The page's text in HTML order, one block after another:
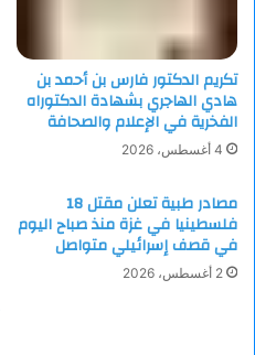
تكريم الدكتور فارس بن أحمد بن
هادي الهاجري بشهادة الدكتوراه
الفخرية في الإعلام والصحافة
4 أغسطس، 2026
مصادر طبية تعلن مقتل 18
فلسطينيا في غزة منذ صباح اليوم
في قصف إسرائيلي متواصل
2 أغسطس، 2026